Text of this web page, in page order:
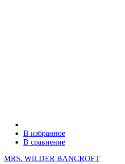
В избранное
В сравнение
MRS. WILDER BANCROFT